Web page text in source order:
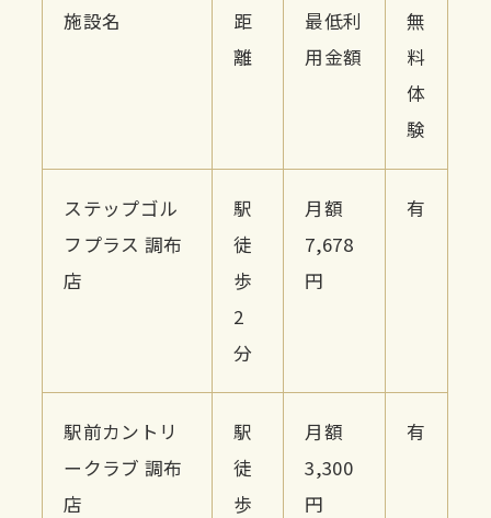
施設名
距
離
最低利
用金額
無
料
体
験
ステップゴル
フプラス 調布
店
駅
徒
歩
2
分
月額
7,678
円
有
駅前カントリ
ークラブ 調布
店
駅
徒
歩
月額
3,300
円
有